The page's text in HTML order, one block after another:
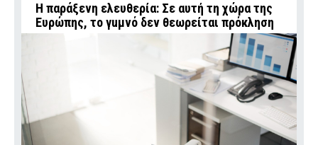
Η παράξενη ελευθερία: Σε αυτή τη χώρα της
Ευρώπης, το γuμνό δεν θεωρείται πρόκληση